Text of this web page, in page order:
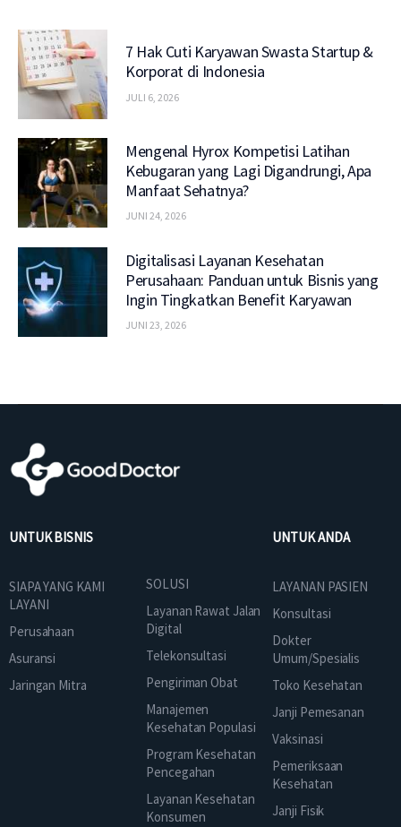
7 Hak Cuti Karyawan Swasta Startup &
Korporat di Indonesia
JULI 6, 2026
Mengenal Hyrox Kompetisi Latihan
Kebugaran yang Lagi Digandrungi, Apa
Manfaat Sehatnya?
JUNI 24, 2026
Digitalisasi Layanan Kesehatan
Perusahaan: Panduan untuk Bisnis yang
Ingin Tingkatkan Benefit Karyawan
JUNI 23, 2026
UNTUK BISNIS
SIAPA YANG KAMI
LAYANI
Perusahaan
Asuransi
Jaringan Mitra
SOLUSI
Layanan Rawat Jalan
Digital
Telekonsultasi
Pengiriman Obat
Manajemen
Kesehatan Populasi
Program Kesehatan
Pencegahan
Layanan Kesehatan
Konsumen
UNTUK ANDA
LAYANAN PASIEN
Konsultasi
Dokter
Umum/Spesialis
Toko Kesehatan
Janji Pemesanan
Vaksinasi
Pemeriksaan
Kesehatan
Janji Fisik